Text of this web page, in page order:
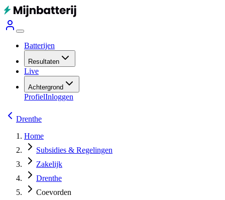
Batterijen
Resultaten
Live
Achtergrond
ProfielInloggen
Drenthe
Home
Subsidies & Regelingen
Zakelijk
Drenthe
Coevorden